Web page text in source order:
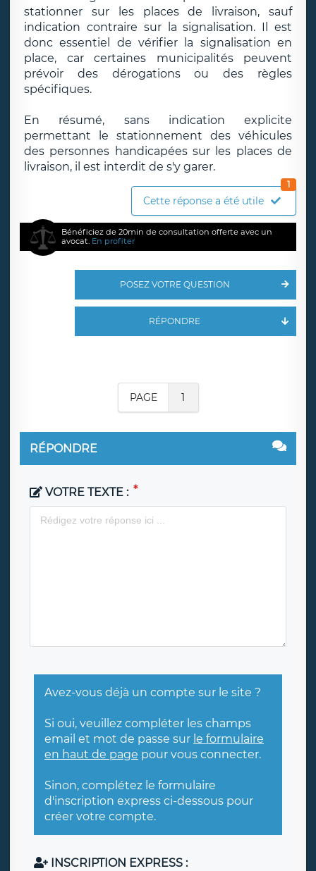
stationner sur les places de livraison, sauf
indication contraire sur la signalisation. Il est
donc essentiel de vérifier la signalisation en
place, car certaines municipalités peuvent
prévoir des dérogations ou des règles
spécifiques.
En résumé, sans indication explicite
permettant le stationnement des véhicules
des personnes handicapées sur les places de
livraison, il est interdit de s'y garer.
Cette réponse a été utile
1
Bénéficiez de 20min de consultation offerte avec un
avocat. En profiter
POSEZ VOTRE QUESTION
RÉPONDRE
PAGE 1
RÉPONDRE
VOTRE TEXTE :
Avez-vous déjà un compte sur le site ?
Si oui, veuillez compléter les champs
email et mot de passe sur le formulaire
en haut de page pour vous connecter.
Sinon, complétez le formulaire
d'inscription express ci-dessous pour
créer votre compte.
INSCRIPTION EXPRESS :